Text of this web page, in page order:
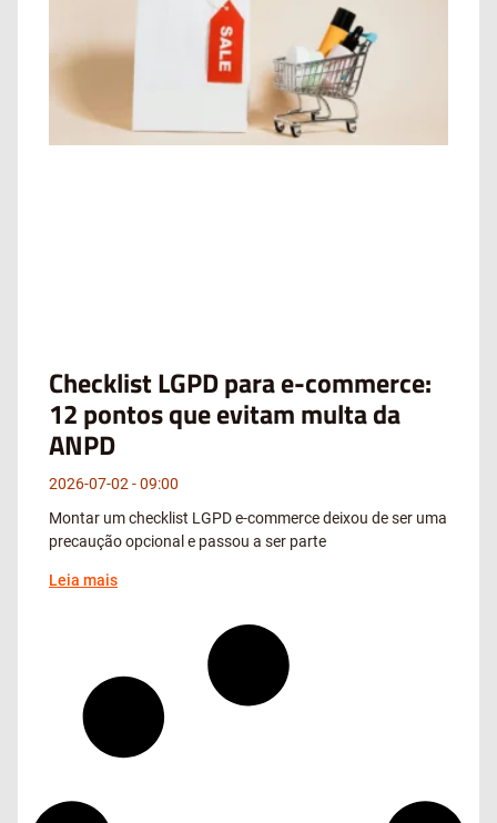
Checklist LGPD para e-commerce:
12 pontos que evitam multa da
ANPD
2026-07-02
09:00
Montar um checklist LGPD e-commerce deixou de ser uma
precaução opcional e passou a ser parte
Leia mais